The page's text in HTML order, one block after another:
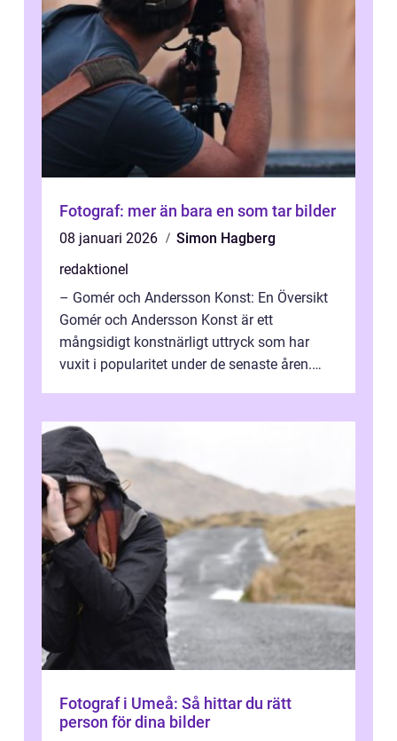
Fotograf: mer än bara en som tar bilder
08 januari 2026
Simon Hagberg
redaktionel
– Gomér och Andersson Konst: En Översikt
Gomér och Andersson Konst är ett
mångsidigt konstnärligt uttryck som har
vuxit i popularitet under de senaste åren.
Fotograf i Umeå: Så hittar du rätt
person för dina bilder